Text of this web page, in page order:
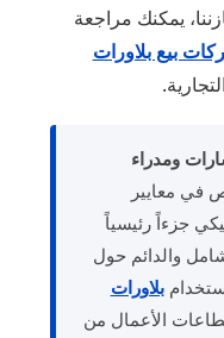
يمكنك مراجعة
بيع بلاورات
ومدراء
في معايير
جزءاً رئيسياً
والدائم حول
بلاورات
الأعمال من